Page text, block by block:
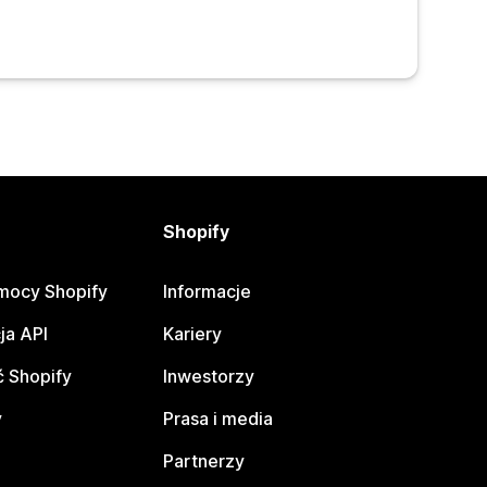
Shopify
API
Shopify
Shopify
Informacje
Kariery
Inwestorzy
Prasa i media
Partnerzy